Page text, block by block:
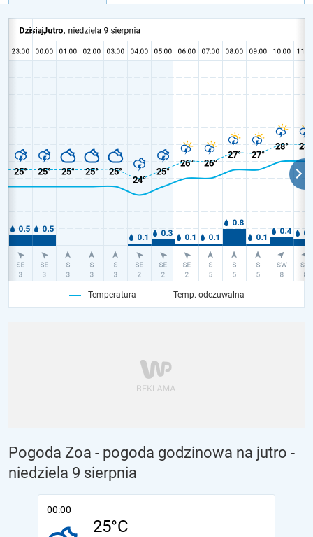
Temperatura Temp. odczuwalna
Pogoda Zoa - pogoda godzinowa na jutro -
niedziela 9 sierpnia
00:00
25°C